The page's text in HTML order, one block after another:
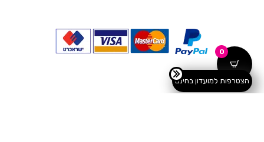
0
הצטרפות למועדון בחינם